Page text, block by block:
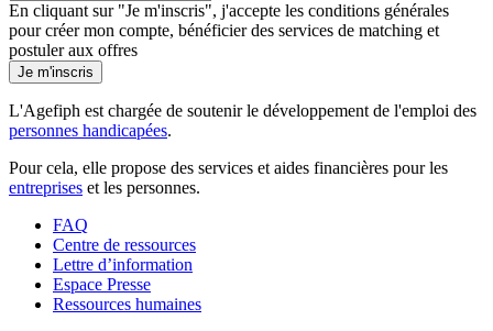
En cliquant sur "Je m'inscris", j'accepte les conditions générales
pour créer mon compte, bénéficier des services de matching et
postuler aux offres
Je m'inscris
L'Agefiph est chargée de soutenir le développement de l'emploi des
personnes handicapées.
Pour cela, elle propose des services et aides financières pour les
entreprises et les personnes.
FAQ
Centre de ressources
Lettre d’information
Espace Presse
Ressources humaines